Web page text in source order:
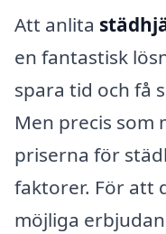
Att anlita
en fantastisk
spara tid och få
Men precis som
priserna för
faktorer. För att
möjliga